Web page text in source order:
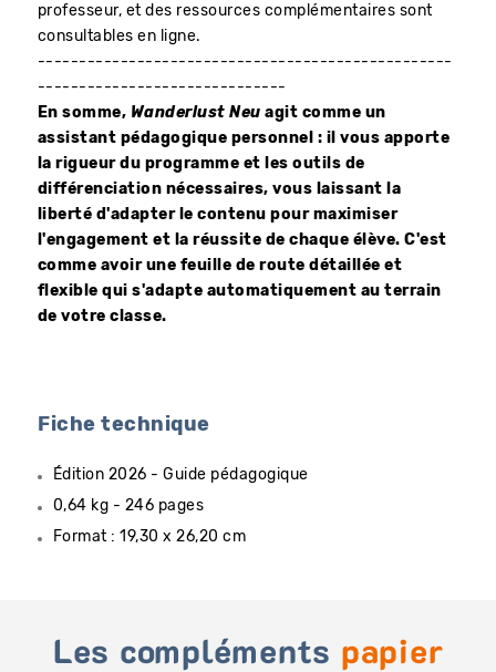
professeur, et des ressources complémentaires sont
consultables en ligne.
--------------------------------------------------
------------------------------
En somme, Wanderlust Neuagit comme un
assistant pédagogique personnel : il vous apporte
la rigueur du programme et les outils de
différenciation nécessaires, vous laissant la
liberté d'adapter le contenu pour maximiser
l'engagement et la réussite de chaque élève. C'est
comme avoir une feuille de route détaillée et
flexible qui s'adapte automatiquement au terrain
de votre classe.
Fiche technique
Édition 2026 - Guide pédagogique
0,64 kg - 246 pages
Format : 19,30 x 26,20 cm
Les compléments papier